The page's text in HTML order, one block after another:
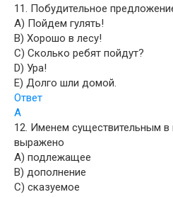
11. Побудительное
A) Пойдем гулять!
B) Хорошо в лесу!
C) Сколько ребят пойдут?
D) Ура!
E) Долго шли домой.
Ответ
А
12. Именем существительным
выражено
A) подлежащее
B) дополнение
C) сказуемое